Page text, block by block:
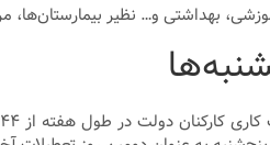
بهداشتی و… نظیر